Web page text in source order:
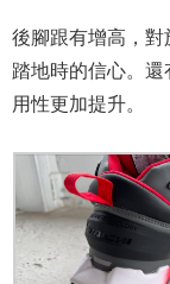
後腳跟有增高，
踏地時的信心。
用性更加提升。